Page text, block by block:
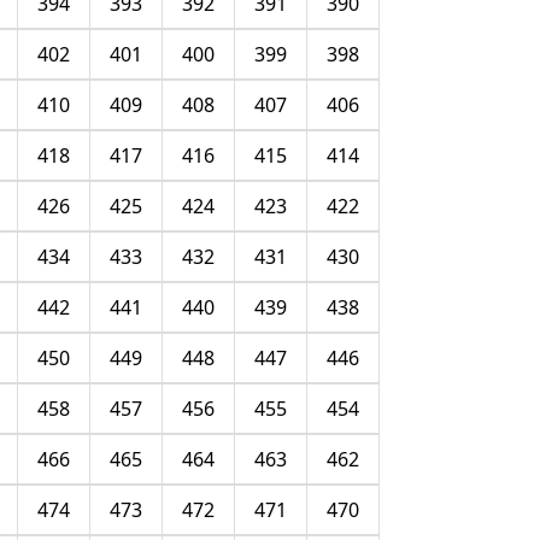
398
399
400
401
402
406
407
408
409
410
414
415
416
417
418
422
423
424
425
426
430
431
432
433
434
438
439
440
441
442
446
447
448
449
450
454
455
456
457
458
462
463
464
465
466
470
471
472
473
474